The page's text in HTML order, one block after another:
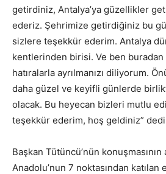
getirdiniz, Antalya’ya güzellikler
ederiz. Şehrimize getirdiğiniz bu
sizlere teşekkür ederim. Antalya
kentlerinden birisi. Ve ben
hatıralarla ayrılmanızı diliyorum.
daha güzel ve keyifli günlerde
olacak. Bu heyecan bizleri mutlu
teşekkür ederim, hoş geldiniz”
Başkan Tütüncü’nün
Anadolu’nun 7 noktasından katılan